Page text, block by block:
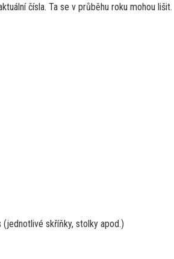
čísla. Ta se v průběhu roku mohou lišit.
skříňky, stolky apod.)